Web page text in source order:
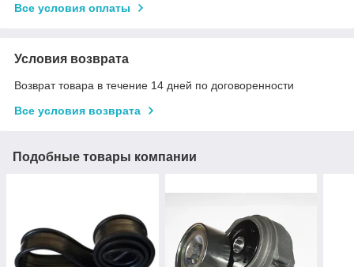
Все условия оплаты
Условия возврата
Возврат товара в течение 14 дней по договоренности
Все условия возврата
Подобные товары компании